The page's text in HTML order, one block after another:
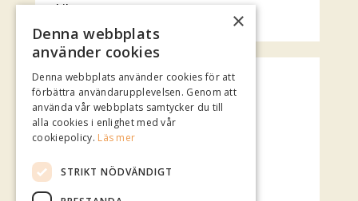
Jubileumsteatern
Spotify Playlist
×
Denna webbplats
använder cookies
Denna webbplats använder cookies för att
förbättra användarupplevelsen. Genom att
använda vår webbplats samtycker du till
alla cookies i enlighet med vår
cookiepolicy. Läs mer
STRIKT NÖDVÄNDIGT